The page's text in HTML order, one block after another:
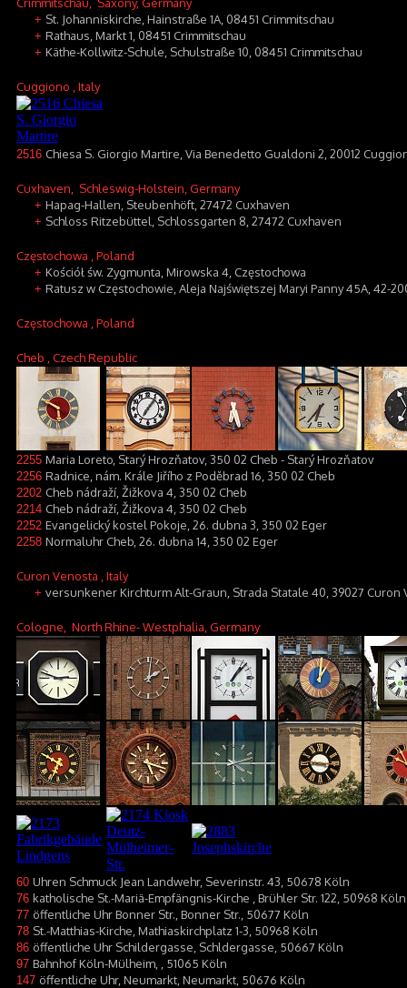
+ St. Johanniskirche, Hainstraße 1A, 08451 Crimmitschau
+ Rathaus, Markt 1, 08451 Crimmitschau
+ Käthe-Kollwitz-Schule, Schulstraße 10, 08451 Crimmitschau
Cuggiono , Italy
2516 Chiesa S. Giorgio Martire, Via Benedetto Gualdoni 2, 20012
Cuxhaven , Schleswig-Holstein, Germany
+ Hapag-Hallen, Steubenhöft, 27472 Cuxhaven
+ Schloss Ritzebüttel, Schlossgarten 8, 27472 Cuxhaven
Częstochowa , Poland
+ Kościół św. Zygmunta, Mirowska 4, Częstochowa
+ Ratusz w Częstochowie, Aleja Najświętszej Maryi Panny 45A, 42-
Częstochowa , Poland
Cheb , Czech Republic
2255 Maria Loreto, Starý Hrozňatov, 350 02 Cheb - Starý Hrozňatov
2256 Radnice, nám. Krále Jiřího z Poděbrad 16, 350 02 Cheb
2202 Cheb nádraží, Žižkova 4, 350 02 Cheb
2214 Cheb nádraží, Žižkova 4, 350 02 Cheb
2252 Evangelický kostel Pokoje, 26. dubna 3, 350 02 Eger
2258 Normaluhr Cheb, 26. dubna 14, 350 02 Eger
Curon Venosta , Italy
+ versunkener Kirchturm Alt-Graun, Strada Statale 40, 39027 Curon
Cologne , North Rhine- Westphalia, Germany
60 Uhren Schmuck Jean Landwehr, Severinstr. 43, 50678 Köln
76 katholische St.-Mariä-Empfängnis-Kirche , Brühler Str. 122, 50968 Köln
77 öffentliche Uhr Bonner Str., Bonner Str., 50677 Köln
78 St.-Matthias-Kirche, Mathiaskirchplatz 1-3, 50968 Köln
86 öffentliche Uhr Schildergasse, Schldergasse, 50667 Köln
97 Bahnhof Köln-Mülheim, , 51065 Köln
147 öffentliche Uhr, Neumarkt, Neumarkt, 50676 Köln